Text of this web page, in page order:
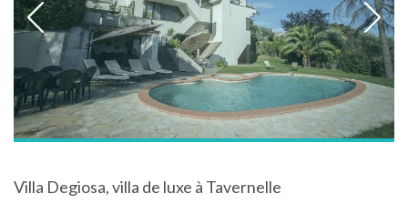
Villa Degiosa, villa de luxe à Tavernelle